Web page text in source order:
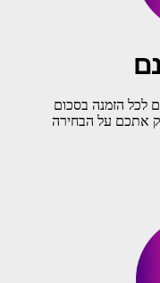
לכל הזמנה בסכום
לפנק אתכם על הבחירה